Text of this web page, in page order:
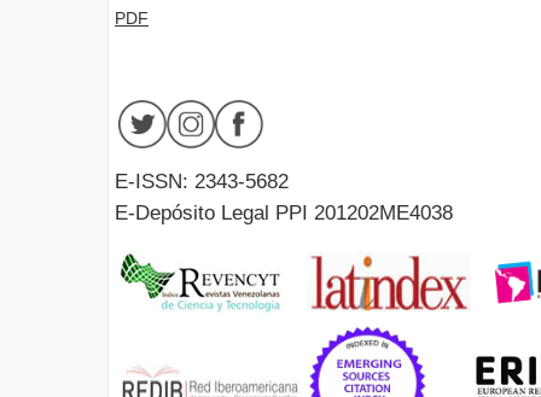
PDF
E-ISSN: 2343-5682
E-Depósito Legal PPI 201202ME4038